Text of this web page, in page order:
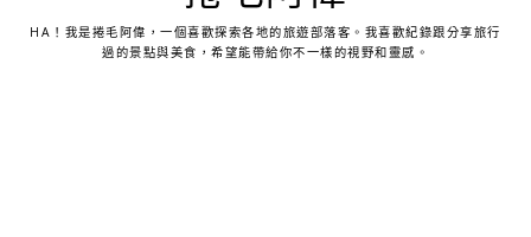
HA！我是捲毛阿偉，一個喜歡探索各地的旅遊部落客。我喜歡紀錄跟分享旅行
過的景點與美食，希望能帶給你不一樣的視野和靈感。